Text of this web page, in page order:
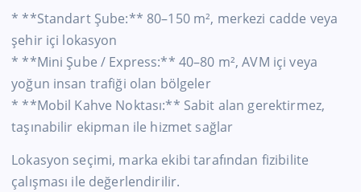
* **Standart Şube:** 80–150 m², merkezi cadde veya
şehir içi lokasyon
* **Mini Şube / Express:** 40–80 m², AVM içi veya
yoğun insan trafiği olan bölgeler
* **Mobil Kahve Noktası:** Sabit alan gerektirmez,
taşınabilir ekipman ile hizmet sağlar
Lokasyon seçimi, marka ekibi tarafından fizibilite
çalışması ile değerlendirilir.